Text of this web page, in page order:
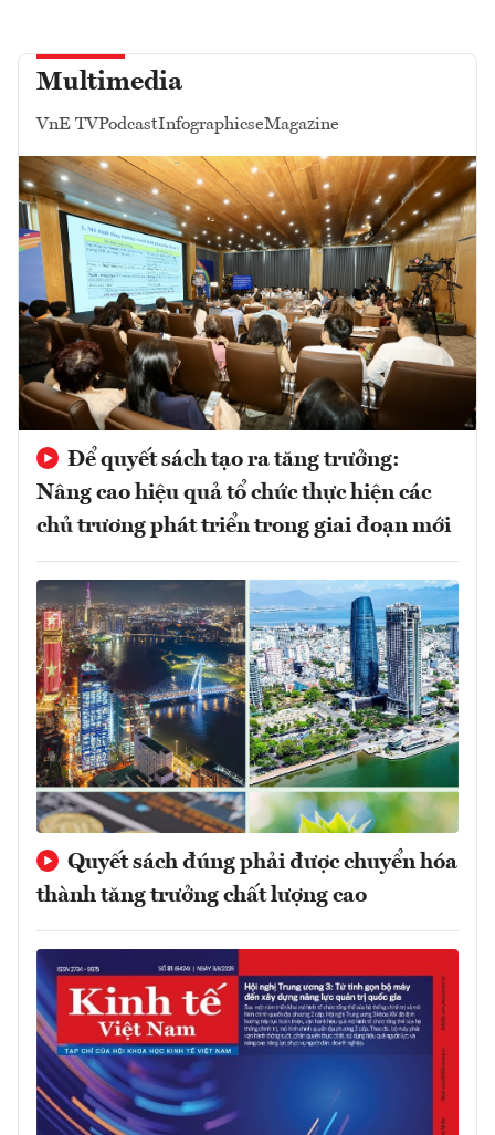
Multimedia
VnE TVPodcastInfographicseMagazine
Để quyết sách tạo ra tăng trưởng:
Nâng cao hiệu quả tổ chức thực hiện các
chủ trương phát triển trong giai đoạn mới
Quyết sách đúng phải được chuyển hóa
thành tăng trưởng chất lượng cao